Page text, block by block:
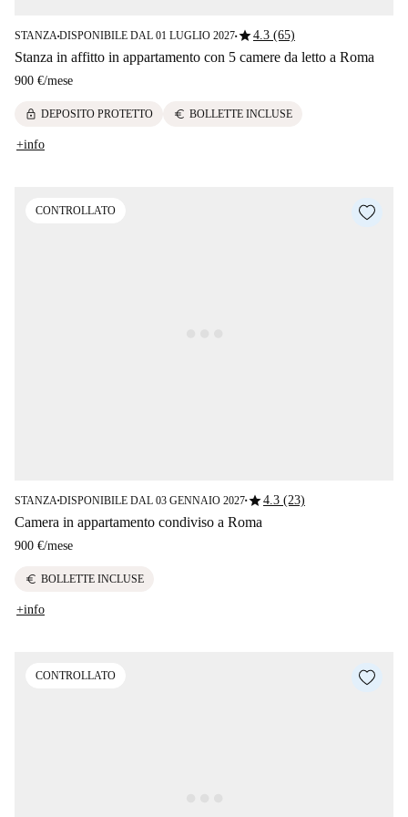
STANZA■DISPONIBILE DAL 01 LUGLIO 2027■star4.3 (65)
Stanza in affitto in appartamento con 5 camere da letto a Roma
900 €/mese
lock DEPOSITO PROTETTO euro BOLLETTE INCLUSE
+info
CONTROLLATO
STANZA■DISPONIBILE DAL 03 GENNAIO 2027■star4.3 (23)
Camera in appartamento condiviso a Roma
900 €/mese
euro BOLLETTE INCLUSE
+info
CONTROLLATO